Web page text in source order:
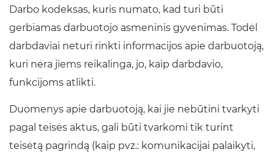
Darbo kodeksas, kuris numato, kad turi būti
gerbiamas darbuotojo asmeninis gyvenimas. Todėl
darbdaviai neturi rinkti informacijos apie darbuotoją,
kuri nėra jiems reikalinga, jo, kaip darbdavio,
funkcijoms atlikti.
Duomenys apie darbuotoją, kai jie nebūtini tvarkyti
pagal teisės aktus, gali būti tvarkomi tik turint
teisėtą pagrindą (kaip pvz.: komunikacijai palaikyti,